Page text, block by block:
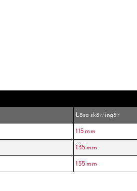
Lösa skär/ingår
115 mm
135 mm
155 mm